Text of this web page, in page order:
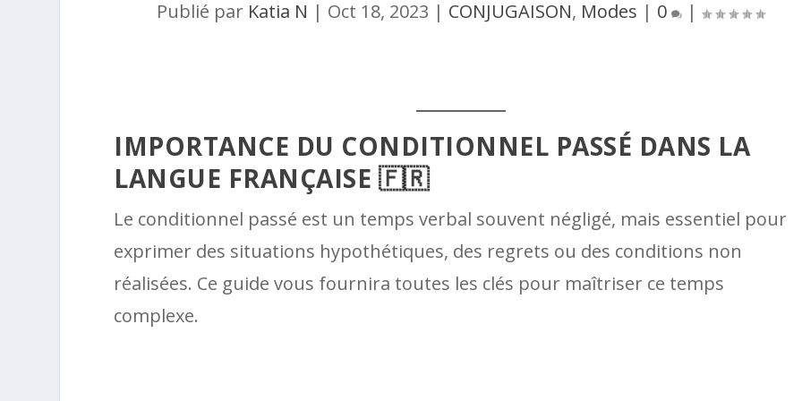
Publié par Katia N | Oct 18, 2023 | CONJUGAISON, Modes | 0 |
IMPORTANCE DU CONDITIONNEL PASSÉ DANS LA
LANGUE FRANÇAISE 🇫🇷
Le conditionnel passé est un temps verbal souvent négligé, mais essentiel pour
exprimer des situations hypothétiques, des regrets ou des conditions non
réalisées. Ce guide vous fournira toutes les clés pour maîtriser ce temps
complexe.